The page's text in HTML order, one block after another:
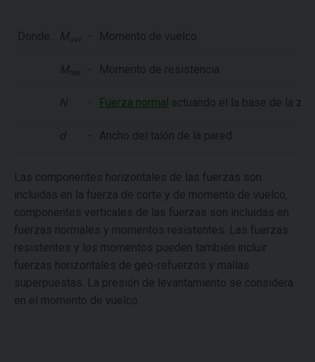
Donde: M ovr - Momento de vuelco
Mres - Momento de resistencia
N - Fuerza normal actuando el la base de la
d - Ancho del talón de la pared
Las componentes horizontales de las fuerzas son
incluidas en la fuerza de corte y de momento de vuelco,
componentes verticales de las fuerzas son incluidas en
fuerzas normales y momentos resistentes. Las fuerzas
resistentes y los momentos pueden también incluir
fuerzas horizontales de geo-refuerzos y mallas
superpuestas. La presión de levantamiento se considera
en el momento de vuelco.